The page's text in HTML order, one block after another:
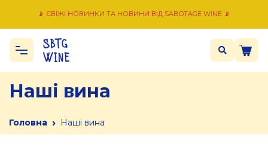
📡 СВІЖІ НОВИНКИ ТА НОВИНИ ВІД SABOTAGE WINE 📡
Наші вина
Головна › Наші вина